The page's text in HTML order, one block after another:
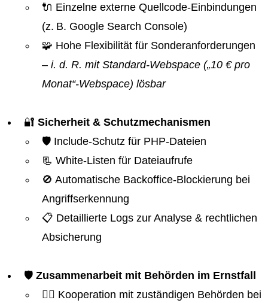
🔌 Einzelne externe Quellcode-Einbindungen
(z. B. Google Search Console)
🧩 Hohe Flexibilität für Sonderanforderungen
– i. d. R. mit Standard-Webspace („10 € pro
Monat“-Webspace) lösbar
🔐 Sicherheit & Schutzmechanismen
🛡️ Include-Schutz für PHP-Dateien
📃 White-Listen für Dateiaufrufe
🚫 Automatische Backoffice-Blockierung bei
Angriffserkennung
📋 Detaillierte Logs zur Analyse & rechtlichen
Absicherung
🛡️ Zusammenarbeit mit Behörden im Ernstfall
👮‍♂️ Kooperation mit zuständigen Behörden bei